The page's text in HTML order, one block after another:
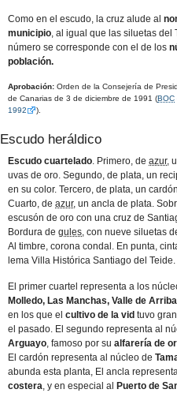
Como en el escudo, la cruz alude al
municipio, al igual que las siluetas del
número se corresponde con el de los
población.
Aprobación: Orden de la Consejería de
de Canarias de 3 de diciembre de 1991 (BOC
1992
).
Escudo heráldico
Escudo cuartelado. Primero, de azur,
uvas de oro. Segundo, de plata, un
en su color. Tercero, de plata, un
Cuarto, de azur, un ancla de plata.
escusón de oro con una cruz de
Bordura de gules, con nueve siluetas
Al timbre, corona condal. En punta,
lema Villa Histórica Santiago del Teide.
El primer cuartel representa a los
Molledo, Las Manchas, Valle de
en los que el cultivo de la vid tuvo
el pasado. El segundo representa al
Arguayo, famoso por su alfarería de
El cardón representa al núcleo de
abunda esta planta, El ancla
costera, y en especial al Puerto de